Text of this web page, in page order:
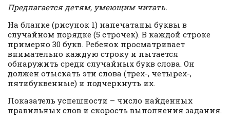
Предлагается детям, умеющим читать.
На бланке (рисунок 1) напечатаны буквы в
случайном порядке (5 строчек). В каждой строке
примерно 30 букв. Ребенок просматривает
внимательно каждую строку и пытается
обнаружить среди случайных букв слова. Он
должен отыскать эти слова (трех-, четырех-,
пятибуквенные) и подчеркнуть их.
Показатель успешности – число найденных
правильных слов и скорость выполнения задания.